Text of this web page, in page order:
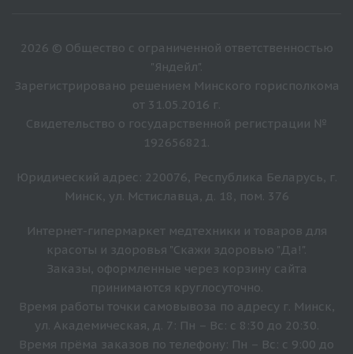
2026 © Общество с ограниченной ответственностью
"Яндейл".
Зарегистрировано решением Минского горисполкома
от 31.05.2016 г.
Свидетельство о государственной регистрации №
192656821.
Юридический адрес: 220076, Республика Беларусь, г.
Минск, ул. Мстиславца, д. 18, пом. 376
Интернет-гипермаркет медтехники и товаров для
красоты и здоровья "Скажи здоровью "Да!".
Заказы, оформленные через корзину сайта
принимаются круглосуточно.
Время работы точки самовывоза по адресу г. Минск,
ул. Академическая, д. 7: Пн – Вс: с 8:30 до 20:30.
Время прёма заказов по телефону: Пн – Вс: с 9:00 до